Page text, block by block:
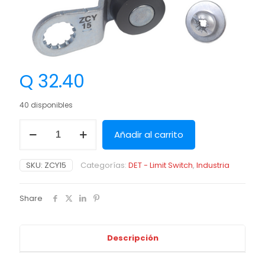
Q 32.40
40 disponibles
Añadir al carrito
SKU: ZCY15 Categorías: DET - Limit Switch, Industria
Share
Descripción